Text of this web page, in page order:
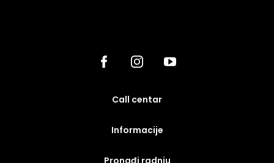
call centar
Informacije
Pronađi radnju